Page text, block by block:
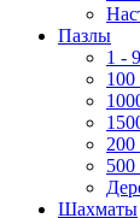
Пазлы
1 -
100
200
500
Шахматы